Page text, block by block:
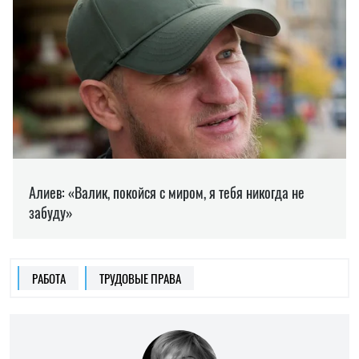
РАБОТА ТРУДОВЫЕ ПРАВА